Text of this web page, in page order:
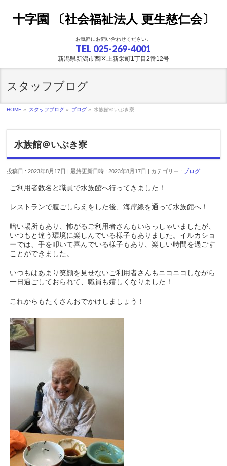
十字園 〔社会福祉法人 更生慈仁会〕
お気軽にお問い合わせください。
TEL 025-269-4001
新潟県新潟市西区上新栄町1丁目2番12号
スタッフブログ
HOME » スタッフブログ » ブログ » 水族館＠いぶき寮
水族館＠いぶき寮
投稿日 : 2023年8月17日 最終更新日時 : 2023年8月17日 カテゴリー : ブログ
ご利用者数名と職員で水族館へ行ってきました！
レストランで腹ごしらえをした後、海岸線を通って水族館へ！
暗い場所もあり、怖がるご利用者さんもいらっしゃいましたが、
いつもと違う環境に楽しんでいる様子もありました。イルカショ
ーでは、手を叩いて喜んでいる様子もあり、楽しい時間を過ごす
ことができました。
いつもはあまり笑顔を見せないご利用者さんもニコニコしながら
一日過ごしておられて、職員も嬉しくなりました！
これからもたくさんおでかけしましょう！